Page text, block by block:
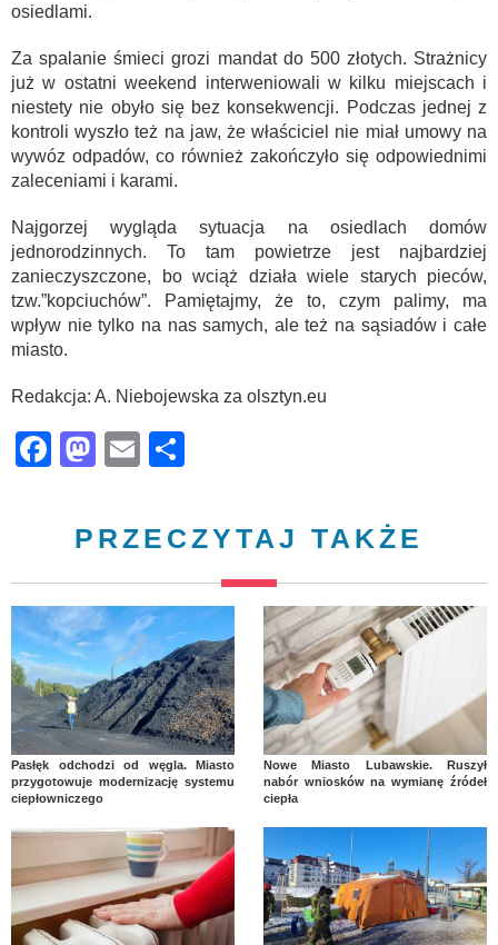
osiedlami.
Za spalanie śmieci grozi mandat do 500 złotych. Strażnicy
już w ostatni weekend interweniowali w kilku miejscach i
niestety nie obyło się bez konsekwencji. Podczas jednej z
kontroli wyszło też na jaw, że właściciel nie miał umowy na
wywóz odpadów, co również zakończyło się odpowiednimi
zaleceniami i karami.
Najgorzej wygląda sytuacja na osiedlach domów
jednorodzinnych. To tam powietrze jest najbardziej
zanieczyszczone, bo wciąż działa wiele starych pieców,
tzw.”kopciuchów”. Pamiętajmy, że to, czym palimy, ma
wpływ nie tylko na nas samych, ale też na sąsiadów i całe
miasto.
Redakcja: A. Niebojewska za olsztyn.eu
Facebook
Mastodon
Email
PRZECZYTAJ TAKŻE
Pasłęk odchodzi od węgla. Miasto
przygotowuje modernizację systemu
ciepłowniczego
Nowe Miasto Lubawskie. Ruszył
nabór wniosków na wymianę źródeł
ciepła